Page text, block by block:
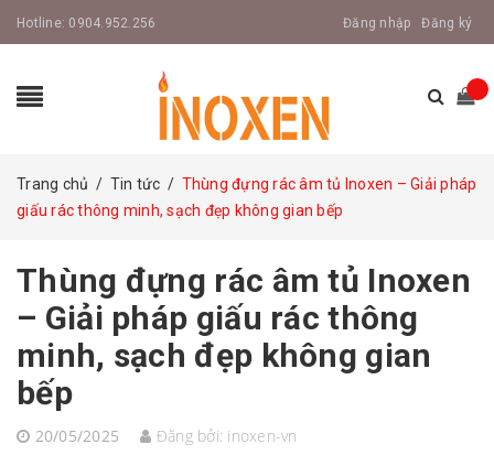
Hotline: 0904.952.256 Đăng nhập Đăng ký
Trang chủ / Tin tức / Thùng đựng rác âm tủ Inoxen – Giải pháp
giấu rác thông minh, sạch đẹp không gian bếp
Thùng đựng rác âm tủ Inoxen
– Giải pháp giấu rác thông
minh, sạch đẹp không gian
bếp
20/05/2025 Đăng bởi: inoxen-vn